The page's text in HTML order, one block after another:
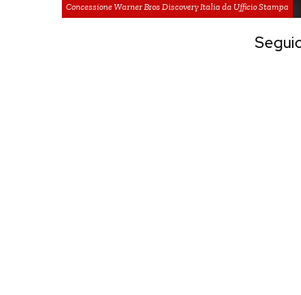
Concessione Warner Bros Discovery Italia da Ufficio Stampa